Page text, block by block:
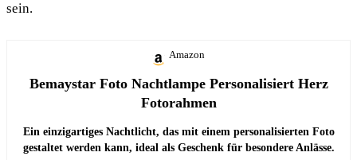
sein.
Amazon
Bemaystar Foto Nachtlampe Personalisiert Herz
Fotorahmen
Ein einzigartiges Nachtlicht, das mit einem personalisierten Foto
gestaltet werden kann, ideal als Geschenk für besondere Anlässe.